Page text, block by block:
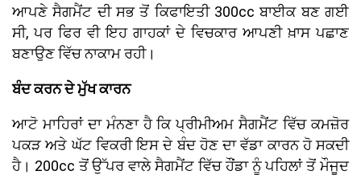
ਆਪਣੇ ਸੈਗਮੈਂਟ ਦੀ ਸਭ ਤੋਂ ਕਿਫਾਇਤੀ 300cc ਬਾਈਕ ਬਣ ਗਈ
ਸੀ, ਪਰ ਫਿਰ ਵੀ ਇਹ ਗਾਹਕਾਂ ਦੇ ਵਿਚਕਾਰ ਆਪਣੀ ਖ਼ਾਸ ਪਛਾਣ
ਬਣਾਉਣ ਵਿੱਚ ਨਾਕਾਮ ਰਹੀ।
ਬੰਦ ਕਰਨ ਦੇ ਮੁੱਖ ਕਾਰਨ
ਆਟੋ ਮਾਹਿਰਾਂ ਦਾ ਮੰਨਣਾ ਹੈ ਕਿ ਪ੍ਰੀਮੀਅਮ ਸੈਗਮੈਂਟ ਵਿੱਚ ਕਮਜ਼ੋਰ
ਪਕੜ ਅਤੇ ਘੱਟ ਵਿਕਰੀ ਇਸ ਦੇ ਬੰਦ ਹੋਣ ਦਾ ਵੱਡਾ ਕਾਰਨ ਹੋ ਸਕਦੀ
ਹੈ। 200cc ਤੋਂ ਉੱਪਰ ਵਾਲੇ ਸੈਗਮੈਂਟ ਵਿੱਚ ਹੌਂਡਾ ਨੂੰ ਪਹਿਲਾਂ ਤੋਂ ਮੌਜੂਦ